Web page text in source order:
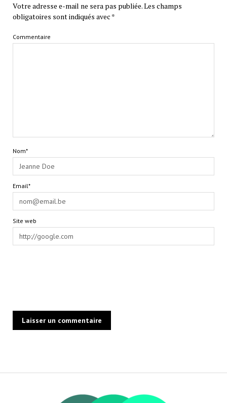
Votre adresse e-mail ne sera pas publiée.Les champs
obligatoires sont indiqués avec *
Commentaire
Nom*
Email*
Site web